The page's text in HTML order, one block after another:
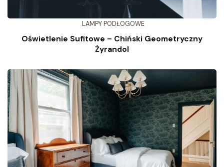
LAMPY PODŁOGOWE
Oświetlenie Sufitowe – Chiński Geometryczny
Żyrandol